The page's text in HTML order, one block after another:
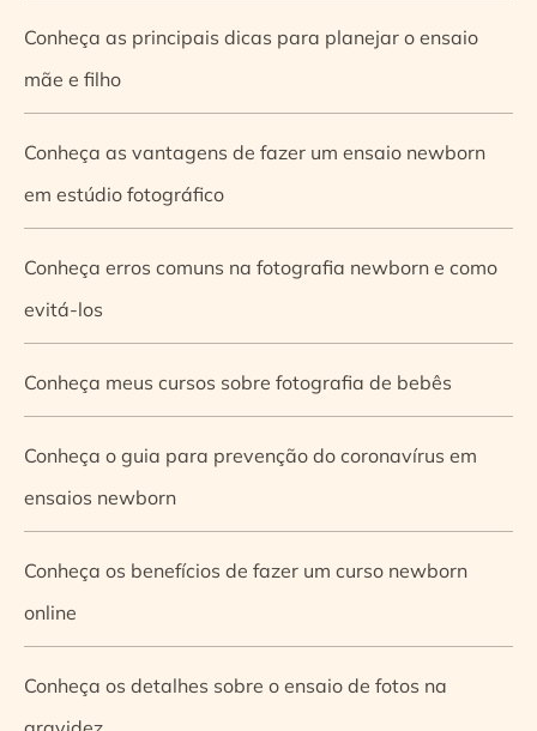
Conheça as principais dicas para planejar o ensaio
mãe e filho
Conheça as vantagens de fazer um ensaio newborn
em estúdio fotográfico
Conheça erros comuns na fotografia newborn e como
evitá-los
Conheça meus cursos sobre fotografia de bebês
Conheça o guia para prevenção do coronavírus em
ensaios newborn
Conheça os benefícios de fazer um curso newborn
online
Conheça os detalhes sobre o ensaio de fotos na